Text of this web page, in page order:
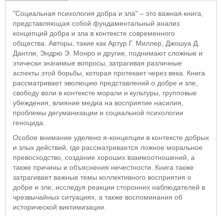
"Социальная психология добра и зла" – это важная книга,
представляющая собой фундаментальный анализ
концепций добра и зла в контексте современного
общества. Авторы, такие как Артур Г. Миллер, Джошуа Д.
Дантли, Эндрю Э. Монро и другие, поднимают сложные и
этически значимые вопросы, затрагивая различные
аспекты этой борьбы, которая протекает через века. Книга
рассматривает эволюцию представлений о добре и зле,
свободу воли в контексте морали и культуры, групповые
убеждения, влияние медиа на восприятие насилия,
проблемы дегуманизации и социальной психологии
геноцида.
Особое внимание уделено я-концепции в контексте добрых
и злых действий, где рассматривается ложное моральное
превосходство, создание хороших взаимоотношений, а
также причины и объяснения нечестности. Книга также
затрагивает важные темы коллективного восприятия о
добре и зле, исследуя реакции сторонних наблюдателей в
чрезвычайных ситуациях, а также воспоминания об
исторической виктимизации.